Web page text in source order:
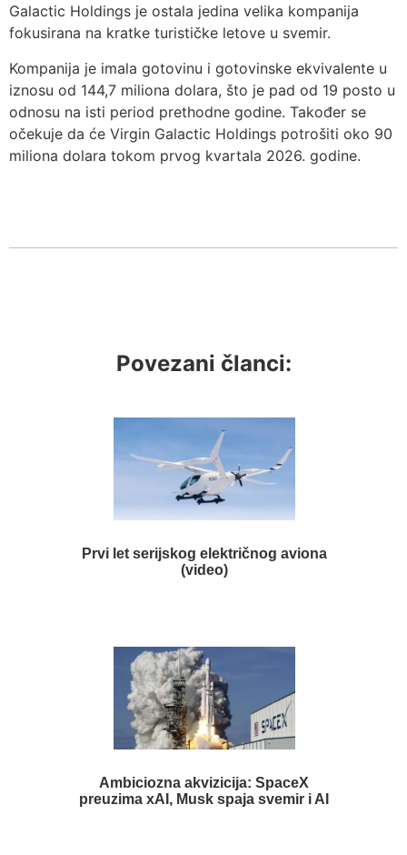
Galactic Holdings je ostala jedina velika kompanija
fokusirana na kratke turističke letove u svemir.
Kompanija je imala gotovinu i gotovinske ekvivalente u
iznosu od 144,7 miliona dolara, što je pad od 19 posto u
odnosu na isti period prethodne godine. Također se
očekuje da će Virgin Galactic Holdings potrošiti oko 90
miliona dolara tokom prvog kvartala 2026. godine.
Povezani članci:
Prvi let serijskog električnog aviona
(video)
Ambiciozna akvizicija: SpaceX
preuzima xAI, Musk spaja svemir i AI